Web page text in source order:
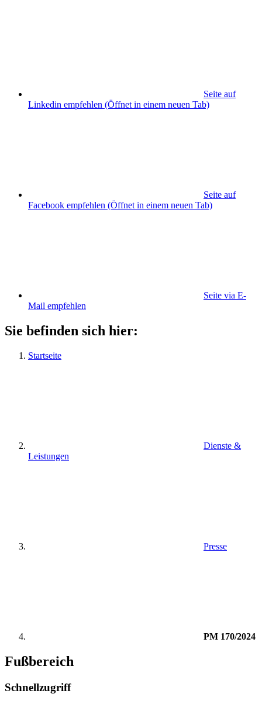
Seite auf
Linkedin empfehlen (Öffnet in einem neuen Tab)
Seite auf
Facebook empfehlen (Öffnet in einem neuen Tab)
Seite via E-
Mail empfehlen
Sie befinden sich hier:
Startseite
Dienste &
Leistungen
Presse
PM 170/2024
Fußbereich
Schnellzugriff